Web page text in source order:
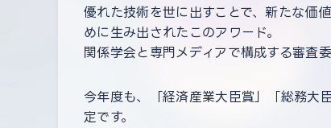
優れた技術を世に出すことで、新たな価
めに生み出されたこのアワード。
関係学会と専門メディアで構成する審査
今年度も、「経済産業大臣賞」「総務大
定です。